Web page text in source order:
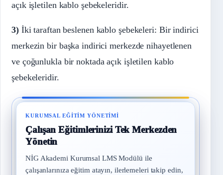
açık işletilen kablo şebekeleridir.
3)İki taraftan beslenen kablo şebekeleri: Bir indirici
merkezin bir başka indirici merkezde nihayetlenen
ve çoğunlukla bir noktada açık işletilen kablo
şebekeleridir.
KURUMSAL EĞITIM YÖNETIMI
Çalışan Eğitimlerinizi Tek Merkezden
Yönetin
NİG Akademi Kurumsal LMS Modülü ile
çalışanlarınıza eğitim atayın, ilerlemeleri takip edin,